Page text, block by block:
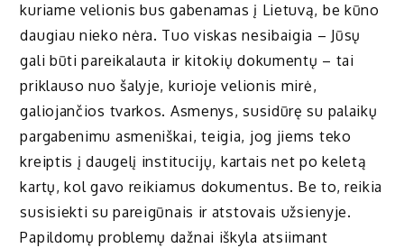
kuriame velionis bus gabenamas į Lietuvą, be kūno
daugiau nieko nėra. Tuo viskas nesibaigia – Jūsų
gali būti pareikalauta ir kitokių dokumentų – tai
priklauso nuo šalyje, kurioje velionis mirė,
galiojančios tvarkos. Asmenys, susidūrę su palaikų
pargabenimu asmeniškai, teigia, jog jiems teko
kreiptis į daugelį institucijų, kartais net po keletą
kartų, kol gavo reikiamus dokumentus. Be to, reikia
susisiekti su pareigūnais ir atstovais užsienyje.
Papildomų problemų dažnai iškyla atsiimant